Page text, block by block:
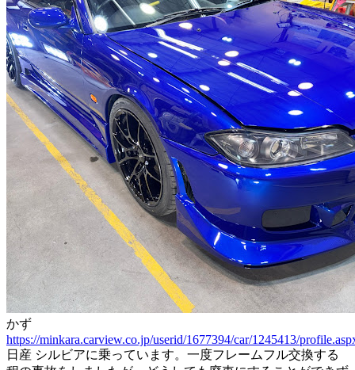
かず
https://minkara.carview.co.jp/userid/1677394/car/1245413/
日産 シルビアに乗っています。一度フレームフル交換する